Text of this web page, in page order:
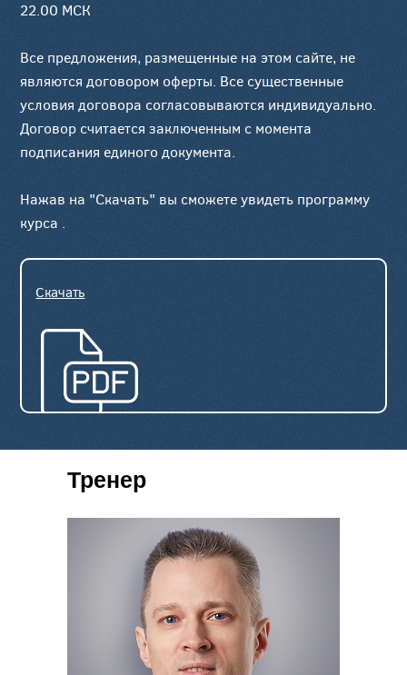
22.00 МСК
Все предложения, размещенные на этом сайте, не
являются договором оферты. Все существенные
условия договора согласовываются индивидуально.
Договор считается заключенным с момента
подписания единого документа.
Нажав на "Скачать" вы сможете увидеть программу
курса .
Скачать
Тренер